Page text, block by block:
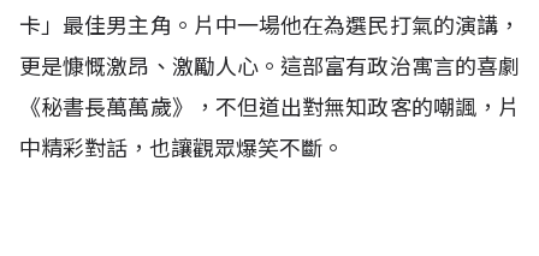
卡」最佳男主角。片中一場他在為選民打氣的演講，
更是慷慨激昂、激勵人心。這部富有政治寓言的喜劇
《秘書長萬萬歲》，不但道出對無知政客的嘲諷，片
中精彩對話，也讓觀眾爆笑不斷。